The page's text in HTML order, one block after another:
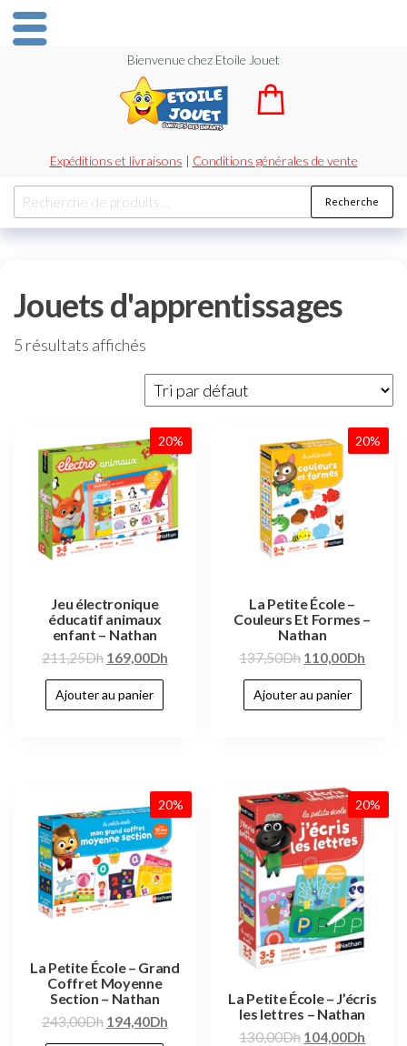
Bienvenue chez Etoile Jouet
Expéditions et livraisons | Conditions générales de vente
Recherche
Jouets d'apprentissages
5 résultats affichés
20%
Jeu électronique
éducatif animaux
enfant – Nathan
211,25Dh 169,00Dh
Ajouter au panier
20%
La Petite École –
Couleurs Et Formes –
Nathan
137,50Dh 110,00Dh
Ajouter au panier
20%
La Petite École – Grand
Coffret Moyenne
Section – Nathan
243,00Dh 194,40Dh
20%
La Petite École – J’écris
les lettres – Nathan
130,00Dh 104,00Dh